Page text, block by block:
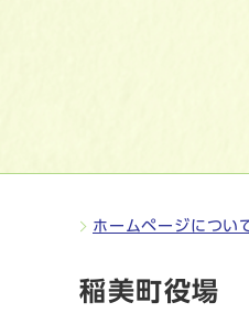
ホームページについ
稲美町役場